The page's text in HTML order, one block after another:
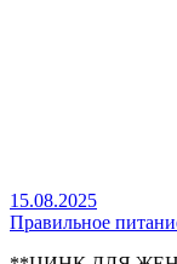
15.08.2025
Правильное